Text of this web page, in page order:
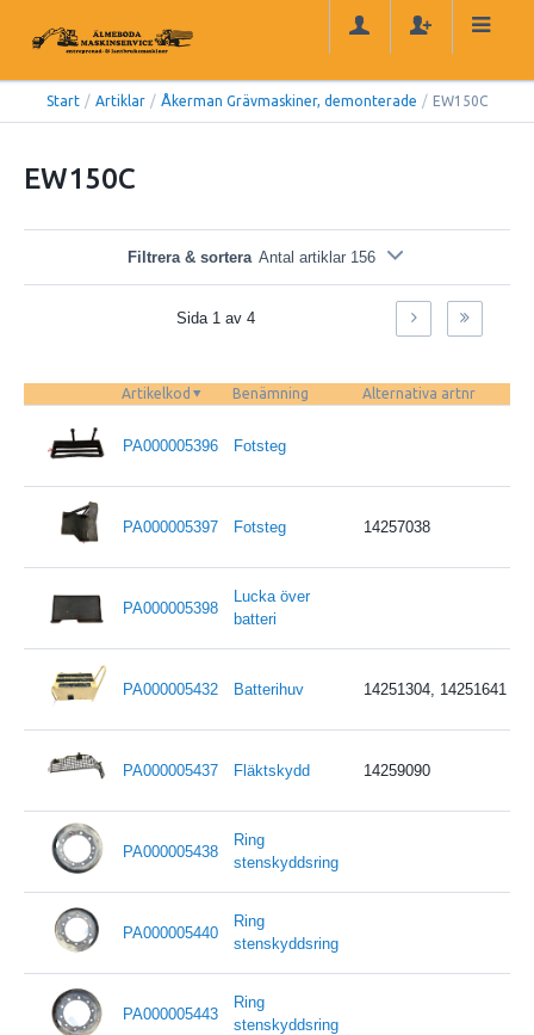
Start / Artiklar / Åkerman Grävmaskiner, demonterade / EW150C
EW150C
Filtrera & sortera Antal artiklar 156
Sida 1 av 4
Artikelkod Benämning Alternativa artnr
PA000005396 Fotsteg
PA000005397 Fotsteg 14257038
PA000005398
Lucka över
batteri
PA000005432 Batterihuv 14251304, 14251641
PA000005437 Fläktskydd 14259090
PA000005438
Ring
stenskyddsring
PA000005440
Ring
stenskyddsring
PA000005443
Ring
stenskyddsring